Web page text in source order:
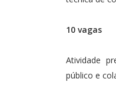
10 vagas
Atividade
público e